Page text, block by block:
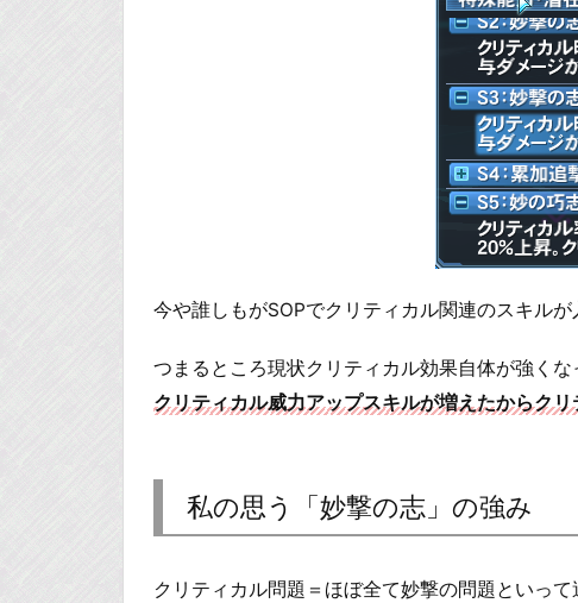
今や誰しもがSOPでクリティカル関連のスキル
つまるところ現状クリティカル効果自体が強くな
クリティカル威力アップスキルが増えたからク
私の思う「妙撃の志」の強み
クリティカル問題＝ほぼ全て妙撃の問題といっ